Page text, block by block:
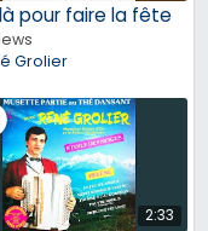
pour faire la fête
Grolier
2:33